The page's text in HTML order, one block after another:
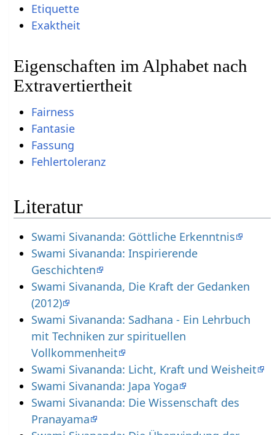
Etiquette
Exaktheit
Eigenschaften im Alphabet nach
Extravertiertheit
Fairness
Fantasie
Fassung
Fehlertoleranz
Literatur
Swami Sivananda: Göttliche Erkenntnis
Swami Sivananda: Inspirierende
Geschichten
Swami Sivananda, Die Kraft der Gedanken
(2012)
Swami Sivananda: Sadhana - Ein Lehrbuch
mit Techniken zur spirituellen
Vollkommenheit
Swami Sivananda: Licht, Kraft und Weisheit
Swami Sivananda: Japa Yoga
Swami Sivananda: Die Wissenschaft des
Pranayama